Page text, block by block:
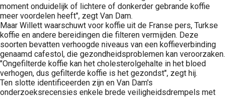
moment onduidelijk of lichtere of donkerder gebrande koffie
meer voordelen heeft", zegt Van Dam.
Maar Willett waarschuwt voor koffie uit de Franse pers, Turkse
koffie en andere bereidingen die filteren vermijden. Deze
soorten bevatten verhoogde niveaus van een koffieverbinding
genaamd cafestol, die gezondheidsproblemen kan veroorzaken.
"Ongefilterde koffie kan het cholesterolgehalte in het bloed
verhogen, dus gefilterde koffie is het gezondst", zegt hij.
Ten slotte identificeerden zijn en Van Dam's
onderzoeksrecensies enkele brede veiligheidsdrempels met